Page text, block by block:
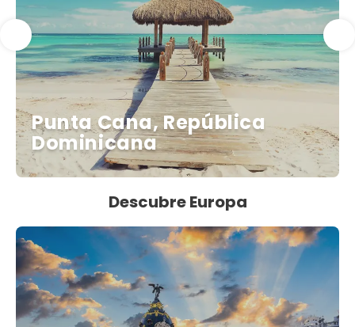
Punta Cana, República
Dominicana
Descubre Europa